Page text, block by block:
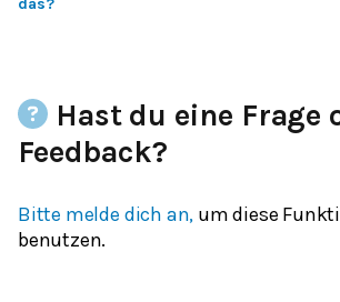
das?
Hast du eine Frage
Feedback?
Bitte melde dich an, um diese
benutzen.